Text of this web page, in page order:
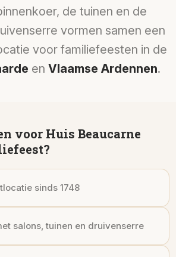
de tuinen en de
vormen samen een
voor familiefeesten in de
en Vlaamse Ardennen.
voor Huis Beaucarne
sinds 1748
salons, tuinen en druivenserre